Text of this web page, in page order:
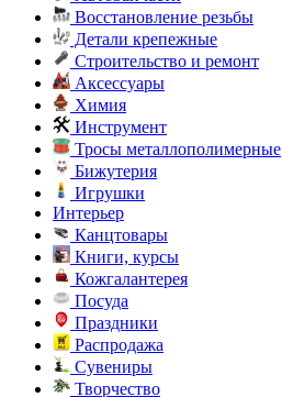
Восстановление резьбы
Детали крепежные
Строительство и ремонт
Аксессуары
Химия
Инструмент
Тросы металлополимерные
Бижутерия
Игрушки
Интерьер
Канцтовары
Книги, курсы
Кожгалантерея
Посуда
Праздники
Распродажа
Сувениры
Творчество